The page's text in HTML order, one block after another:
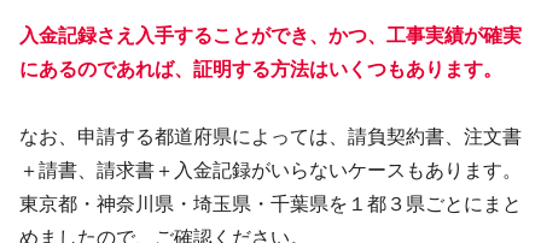
入金記録さえ入手することができ、かつ、工事実績が確実
にあるのであれば、証明する方法はいくつもあります。
なお、申請する都道府県によっては、請負契約書、注文書
＋請書、請求書＋入金記録がいらないケースもあります。
東京都・神奈川県・埼玉県・千葉県を１都３県ごとにまと
めましたので、ご確認ください。